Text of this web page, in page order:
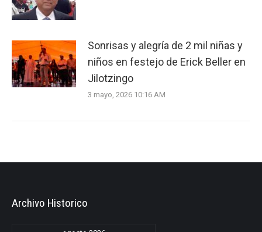
Sonrisas y alegría de 2 mil niñas y
niños en festejo de Erick Beller en
Jilotzingo
3 mayo, 2026 10:16 AM
Archivo Historico